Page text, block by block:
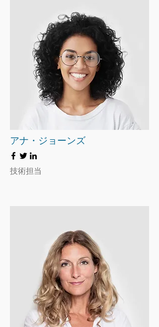
アナ・ジョーンズ
技術担当